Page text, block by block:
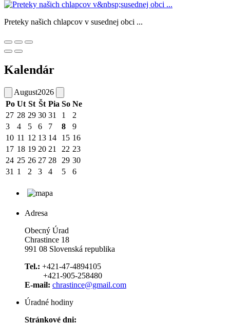
Preteky našich chlapcov v susednej obci ...
Kalendár
August2026
Po Ut St Št Pia So Ne
27 28 29 30 31 1
2
3
4 5 6 7 8
9
10 11 12 13 14 15 16
17 18 19 20 21 22 23
24 25 26 27 28 29 30
31 1 2 3 4 5 6
Adresa
Obecný Úrad
Chrastince 18
991 08 Slovenská republika
Tel.: +421-47-4894105
+421-905-258480
E-mail: chrastince@gmail.com
Úradné hodiny
Stránkové dni: